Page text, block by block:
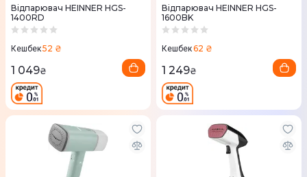
Відпарювач HEINNER HGS-
1400RD
Кешбек52 ₴
1 049₴
Відпарювач HEINNER HGS-
1600BK
Кешбек62 ₴
1 249₴